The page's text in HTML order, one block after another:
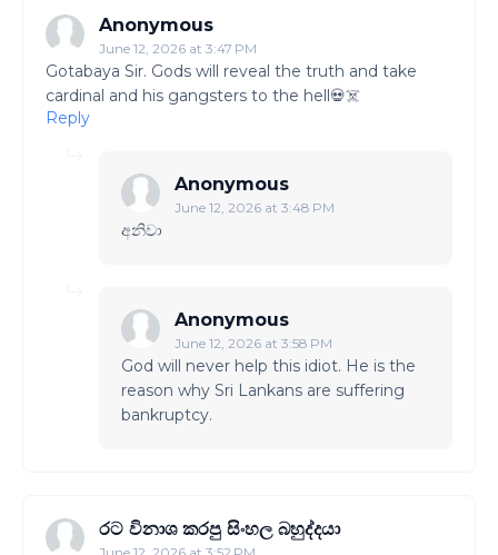
Anonymous
June 12, 2026 at 3:47 PM
Gotabaya Sir. Gods will reveal the truth and take
cardinal and his gangsters to the hell💀☠️
Reply
Anonymous
June 12, 2026 at 3:48 PM
අනිවා
Anonymous
June 12, 2026 at 3:58 PM
God will never help this idiot. He is the
reason why Sri Lankans are suffering
bankruptcy.
රට විනාශ කරපු සිංහල බහුද්දයා
June 12, 2026 at 3:52 PM